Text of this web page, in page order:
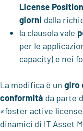
License
giorni dalla
la clausola vale
per le
capacity) e nei
La modifica è un giro
conformità da parte
«foster active
dinamici di IT Asset